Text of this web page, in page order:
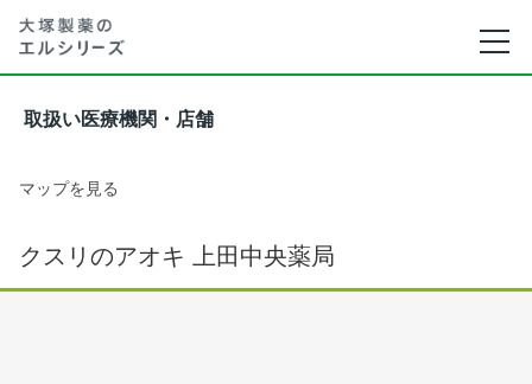
取扱い医療機関・店舗
マップを見る
クスリのアオキ 上田中央薬局